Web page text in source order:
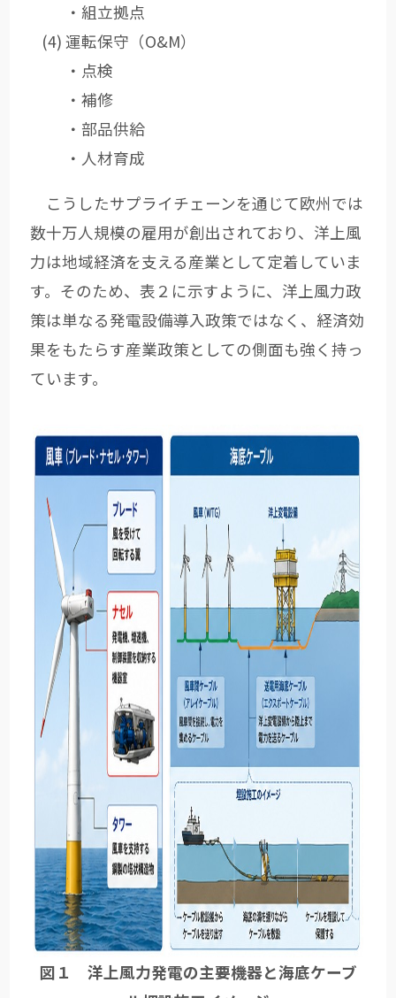
・組立拠点
運転保守（O&M）
・点検
・補修
・部品供給
・人材育成
こうしたサプライチェーンを通じて欧州では
数十万人規模の雇用が創出されており、洋上風
力は地域経済を支える産業として定着していま
す。そのため、表２に示すように、洋上風力政
策は単なる発電設備導入政策ではなく、経済効
果をもたらす産業政策としての側面も強く持っ
ています。
図１ 洋上風力発電の主要機器と海底ケーブ